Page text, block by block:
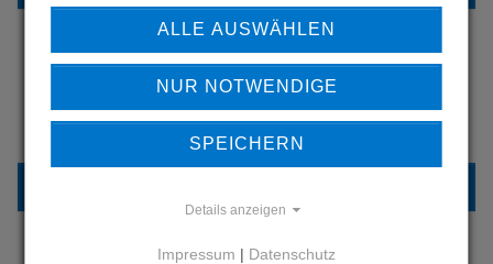
HABEN SIE FRAGEN?
KONTAKTIEREN SIE UNS
ALLE AUSWÄHLEN
NUR NOTWENDIGE
SPEICHERN
Details anzeigen
Impressum | Datenschutz